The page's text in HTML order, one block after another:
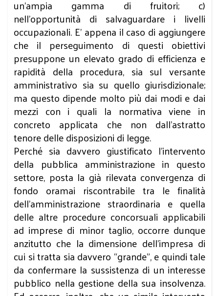
un’ampia gamma di fruitori; c)
nell'opportunità di salvaguardare i livelli
occupazionali. E’ appena il caso di aggiungere
che il perseguimento di questi obiettivi
presuppone un elevato grado di efficienza e
rapidità della procedura, sia sul versante
amministrativo sia su quello giurisdizionale;
ma questo dipende molto più dai modi e dai
mezzi con i quali la normativa viene in
concreto applicata che non dall’astratto
tenore delle disposizioni di legge.
Perché sia davvero giustificato l’intervento
della pubblica amministrazione in questo
settore, posta la già rilevata convergenza di
fondo oramai riscontrabile tra le finalità
dell’amministrazione straordinaria e quella
delle altre procedure concorsuali applicabili
ad imprese di minor taglio, occorre dunque
anzitutto che la dimensione dell’impresa di
cui si tratta sia davvero “grande”, e quindi tale
da confermare la sussistenza di un interesse
pubblico nella gestione della sua insolvenza.